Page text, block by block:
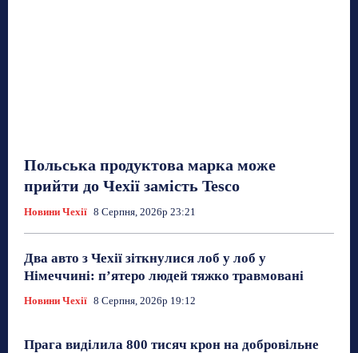
Польська продуктова марка може
прийти до Чехії замість Tesco
Новини Чехії 8 Серпня, 2026р 23:21
Два авто з Чехії зіткнулися лоб у лоб у
Німеччині: п’ятеро людей тяжко травмовані
Новини Чехії 8 Серпня, 2026р 19:12
Прага виділила 800 тисяч крон на добровільне